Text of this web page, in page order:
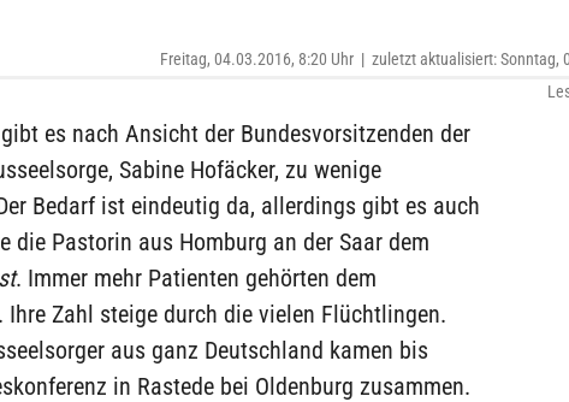
Freitag, 04.03.2016, 8:20 Uhr | zuletzt aktualisiert: Sonntag,
es nach Ansicht der Bundesvorsitzenden der
Sabine Hofäcker, zu wenige
Bedarf ist eindeutig da, allerdings gibt es auch
die Pastorin aus Homburg an der Saar dem
. Immer mehr Patienten gehörten dem
Zahl steige durch die vielen Flüchtlingen.
aus ganz Deutschland kamen bis
in Rastede bei Oldenburg zusammen.